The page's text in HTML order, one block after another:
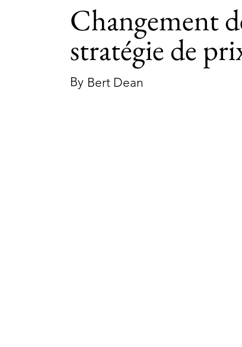
Changement
stratégie de
By Bert Dean